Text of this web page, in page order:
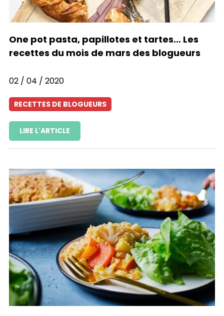
One pot pasta, papillotes et tartes… Les
recettes du mois de mars des blogueurs
02 / 04 / 2020
RECETTES DE BLOGUEURS
LIRE L'ARTICLE